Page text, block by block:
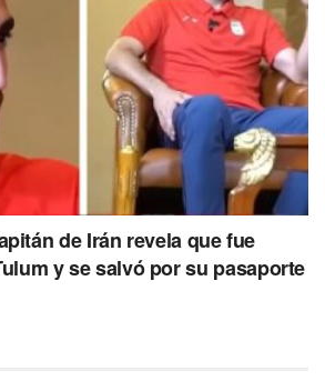
de Irán revela que fue
y se salvó por su pasaporte